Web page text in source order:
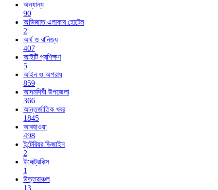
অন্যান্য
90
অভিজাত এলাকার হোটেল
2
অর্থ ও বানিজ্য
407
আইটি প্রশিক্ষণ
5
আইন ও অপরাধ
859
আদমদিঘী উপজেলা
366
আন্তর্জাতিক খবর
1845
আবহাওয়া
498
ইন্টেরিয়র ডিজাইন
2
ইলেক্ট্রনিক্স
1
উত্তরাঞ্চল
13